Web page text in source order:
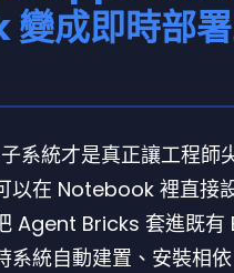
成即時部
系統才是真正讓工程師
以在 Notebook 裡直接
Agent Bricks 套進既有
系統自動建置、安裝相